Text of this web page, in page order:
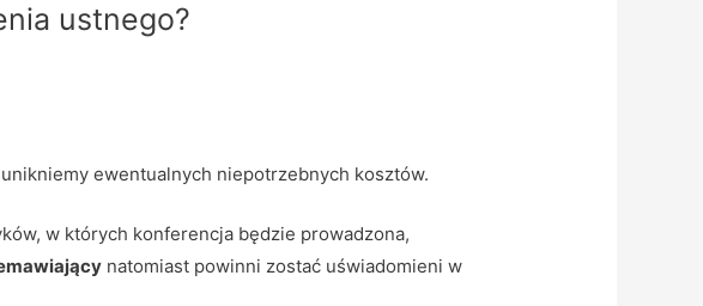
ustnego?
ewentualnych niepotrzebnych kosztów.
w których konferencja będzie prowadzona,
natomiast powinni zostać uświadomieni w